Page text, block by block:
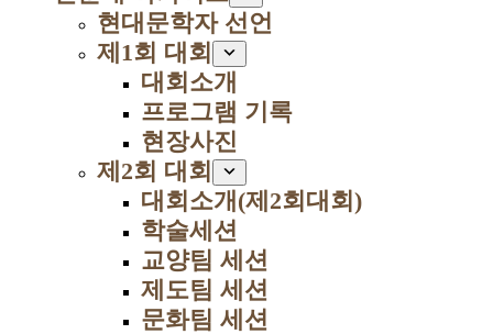
현대문학자 선언
제1회 대회
대회소개
프로그램 기록
현장사진
제2회 대회
대회소개(제2회대회)
학술세션
교양팀 세션
제도팀 세션
문화팀 세션